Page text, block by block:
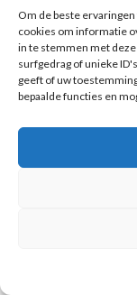
Om de beste
cookies om informatie
in te stemmen met
surfgedrag of unieke
geeft of uw
bepaalde functies en
AANKOMENDE
Geen activiteiten.